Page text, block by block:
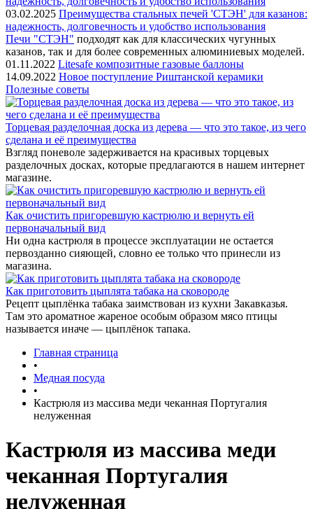
03.02.2025 Преимущества стальных печей 'СТЭН' для казанов:
надежность, долговечность и удобство использования
Печи "СТЭН" подходят как для классических чугунных
казанов, так и для более современных алюминиевых моделей.
01.11.2022 Litesafe композитные газовые баллоны
14.09.2022 Новое поступление Риштанской керамики
Полезные советы
Торцевая разделочная доска из дерева — что это такое, из чего
сделана и её преимущества
Взгляд поневоле задерживается на красивых торцевых
разделочных досках, которые предлагаются в нашем интернет
магазине.
Как очистить пригоревшую кастрюлю и вернуть ей
первоначальный вид
Ни одна кастрюля в процессе эксплуатации не остается
первозданно сияющей, словно ее только что принесли из
магазина.
Как приготовить цыплята табака на сковороде
Рецепт цыплёнка табака заимствован из кухни Закавказья.
Там это ароматное жареное особым образом мясо птицы
называется иначе — цыплёнок тапака.
Главная страница
•
Медная посуда
•
Кастрюля из массива меди чеканная Португалия
нелуженная
Кастрюля из массива меди
чеканная Португалия
нелуженная